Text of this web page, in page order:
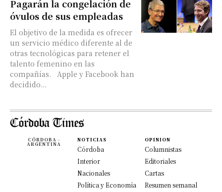
Pagarán la congelación de
óvulos de sus empleadas
El objetivo de la medida es ofrecer
un servicio médico diferente al de
otras tecnológicas para retener el
talento femenino en las
compañías. Apple y Facebook han
decidido...
CÓRDOBA -
ARGENTINA
NOTICIAS
Córdoba
Interior
Nacionales
Política y Economía
OPINION
Columnistas
Editoriales
Cartas
Resumen semanal